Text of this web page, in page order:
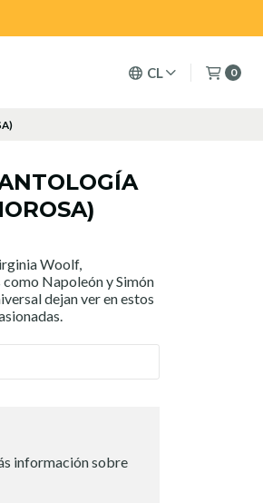
CL 0
Woolf,
Napoleón y Simón
dejan ver en estos
información sobre